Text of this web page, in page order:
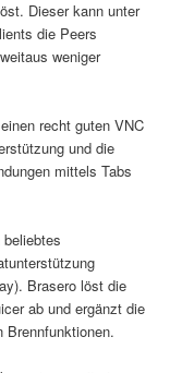
Dieser kann unter
die Peers
weniger
recht guten VNC
und die
mittels Tabs
Brasero löst die
ab und ergänzt die
Brennfunktionen.